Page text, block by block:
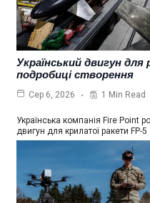
Український двигун
подробиці створення
Сер 6, 2026 1 Min Read
Українська компанія Fire Point
двигун для крилатої ракети FP-